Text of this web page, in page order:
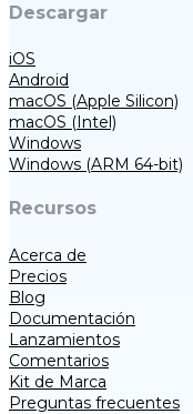
Descargar
iOS
Android
macOS (Apple Silicon)
macOS (Intel)
Windows
Windows (ARM 64-bit)
Recursos
Acerca de
Precios
Blog
Documentación
Lanzamientos
Comentarios
Kit de Marca
Preguntas frecuentes